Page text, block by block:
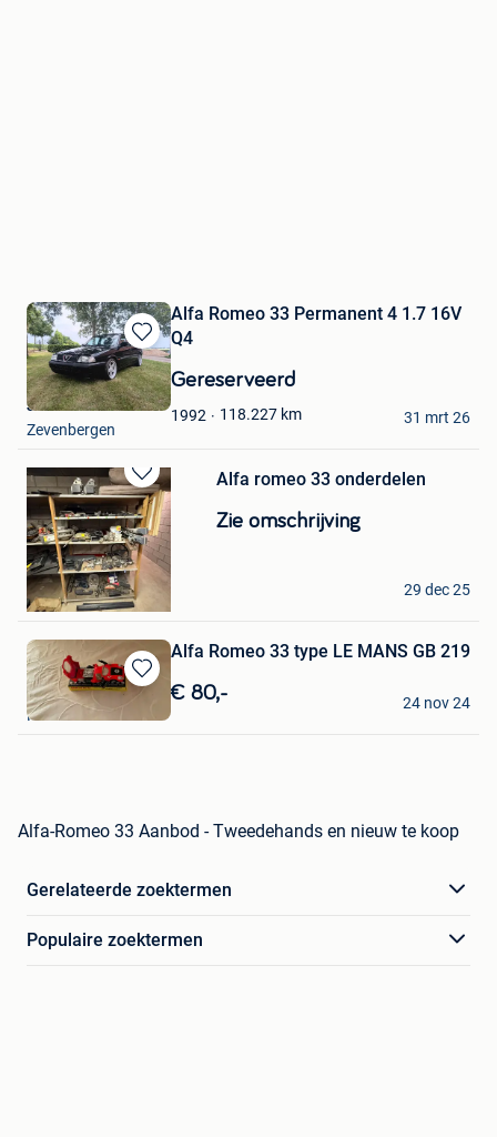
Bewaren
in
Mijn
Favorieten
Alfa Romeo 33 Permanent 4 1.7 16V
Q4
Gereserveerd
1992 118.227 km
John
Zevenbergen
31 mrt 26
Bewaren
in
Mijn
Favorieten
Alfa romeo 33 onderdelen
Zie omschrijving
Ruben Ooms
Mol
29 dec 25
Bewaren
in
Alfa Romeo 33 type LE MANS GB 219
€ 80,-
Reinalb
Namur
24 nov 24
Alfa-Romeo 33 Aanbod - Tweedehands en nieuw te koop
Gerelateerde zoektermen
Populaire zoektermen